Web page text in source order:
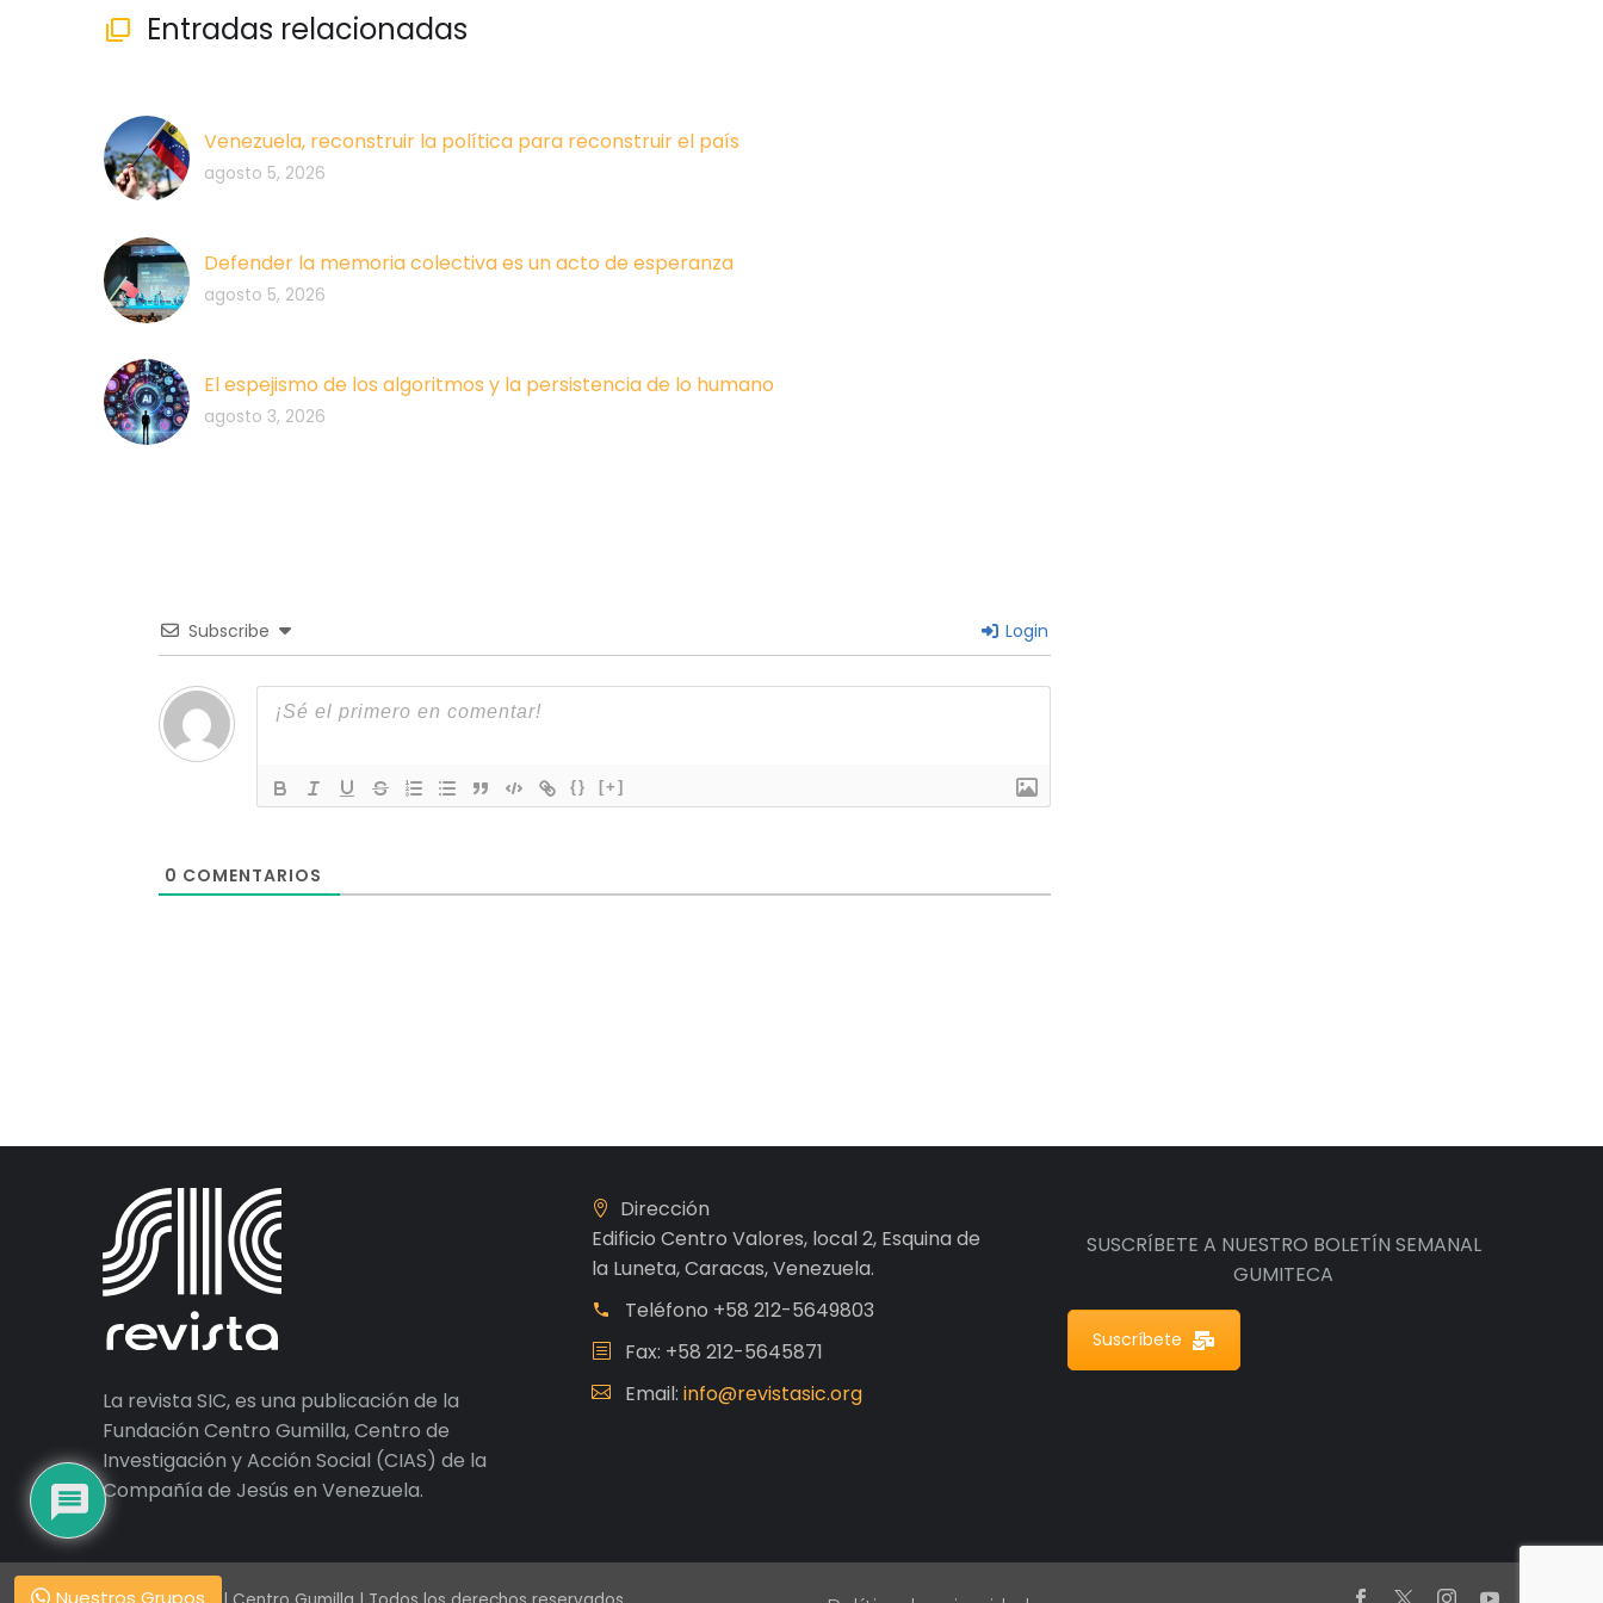
 Entradas relacionadas
Venezuela, reconstruir la política para reconstruir el país
agosto 5, 2026
Defender la memoria colectiva es un acto de esperanza
agosto 5, 2026
El espejismo de los algoritmos y la persistencia de lo humano
agosto 3, 2026
Subscribe Login
{} [+]
0 COMENTARIOS
La revista SIC, es una publicación de la
Fundación Centro Gumilla, Centro de
Investigación y Acción Social (CIAS) de la
Compañía de Jesús en Venezuela.
Dirección
Edificio Centro Valores, local 2, Esquina de
la Luneta, Caracas, Venezuela.
Teléfono +58 212-5649803
Fax: +58 212-5645871
Email: info@revistasic.org
SUSCRÍBETE A NUESTRO BOLETÍN SEMANAL
GUMITECA
Suscríbete
Nuestros Grupos